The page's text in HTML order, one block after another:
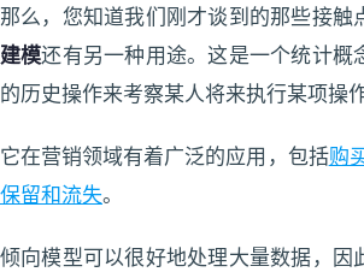
那么，您知道我们刚才谈到的那些接触
建模还有另一种用途。这是一个统计概
的历史操作来考察某人将来执行某项操
它在营销领域有着广泛的应用，包括购
保留和流失。
倾向模型可以很好地处理大量数据，因